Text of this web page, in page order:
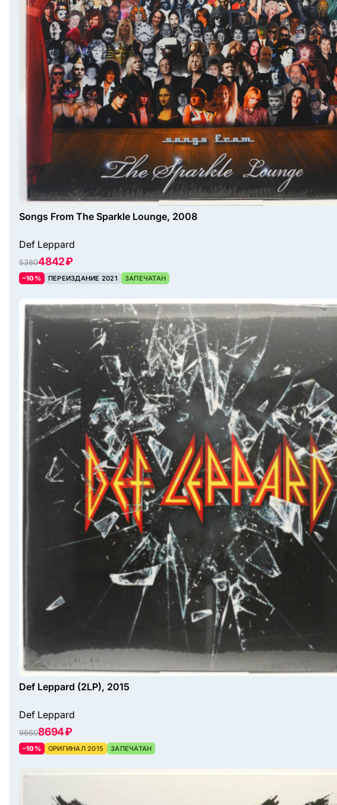
Songs From The Sparkle Lounge, 2008
Def Leppard
53804842 ₽
–10% ПЕРЕИЗДАНИЕ 2021 ЗАПЕЧАТАН
Def Leppard (2LP), 2015
Def Leppard
96608694 ₽
–10% ОРИГИНАЛ 2015 ЗАПЕЧАТАН